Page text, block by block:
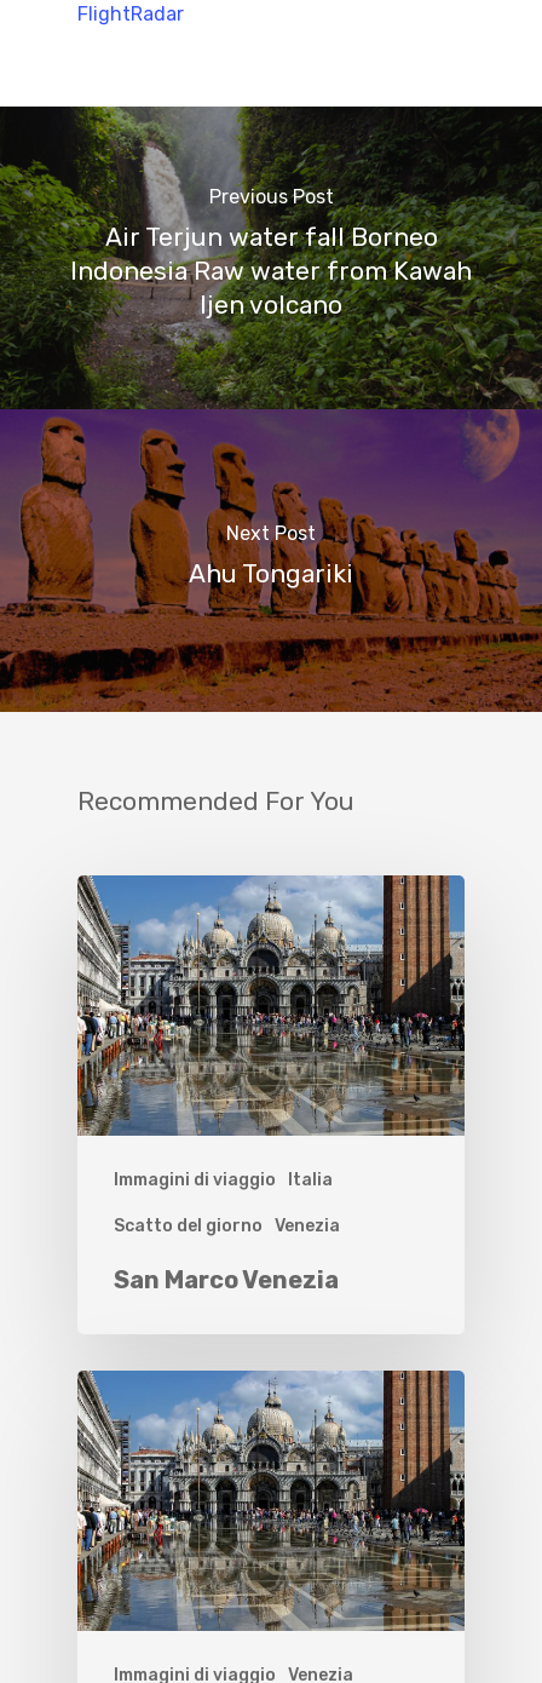
FlightRadar
Previous Post
Air Terjun water fall Borneo
Indonesia Raw water from Kawah
Ijen volcano
Next Post
Ahu Tongariki
Recommended For You
Immagini di viaggio Italia
Scatto del giorno Venezia
San Marco Venezia
Immagini di viaggio Venezia